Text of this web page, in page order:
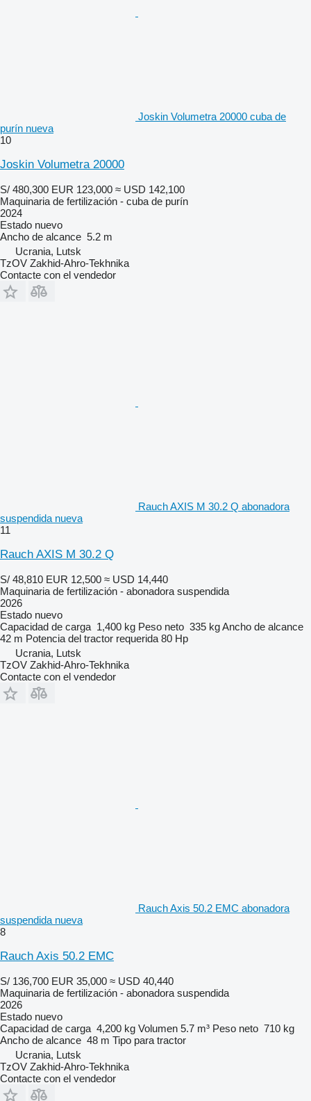
Joskin Volumetra 20000 cuba de
purín nueva
10
Joskin Volumetra 20000
S/ 480,300 EUR 123,000 ≈ USD 142,100
Maquinaria de fertilización - cuba de purín
2024
Estado nuevo
Ancho de alcance 5.2 m
Ucrania, Lutsk
TzOV Zakhid-Ahro-Tekhnika
Contacte con el vendedor
Rauch AXIS M 30.2 Q abonadora
suspendida nueva
11
Rauch AXIS M 30.2 Q
S/ 48,810 EUR 12,500 ≈ USD 14,440
Maquinaria de fertilización - abonadora suspendida
2026
Estado nuevo
Capacidad de carga 1,400 kg Peso neto 335 kgAncho de alcance
42 m Potencia del tractor requerida 80 Hp
Ucrania, Lutsk
TzOV Zakhid-Ahro-Tekhnika
Contacte con el vendedor
Rauch Axis 50.2 EMC abonadora
suspendida nueva
8
Rauch Axis 50.2 EMC
S/ 136,700 EUR 35,000 ≈ USD 40,440
Maquinaria de fertilización - abonadora suspendida
2026
Estado nuevo
Capacidad de carga 4,200 kg Volumen 5.7 m³ Peso neto 710 kg
Ancho de alcance 48 m Tipo para tractor
Ucrania, Lutsk
TzOV Zakhid-Ahro-Tekhnika
Contacte con el vendedor